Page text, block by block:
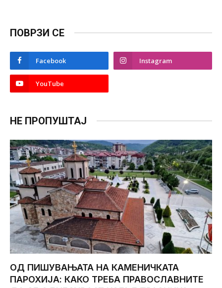
ПОВРЗИ СЕ
Facebook Instagram
YouTube
НЕ ПРОПУШТАЈ
ОД ПИШУВАЊАТА НА КАМЕНИЧКАТА
ПАРОХИЈА: КАКО ТРЕБА ПРАВОСЛАВНИТЕ